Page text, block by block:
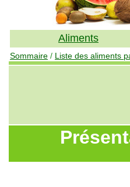
Aliments
Sommaire / Liste des aliments